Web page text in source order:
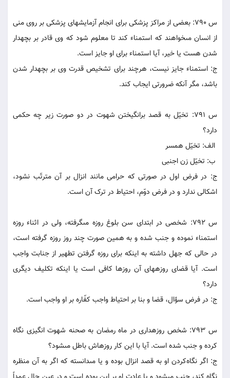
س 790: بعضى از مراکز پزشکى براى انجام آزمايشهاى پزشکى بر روى منى
از انسان مى‏خواهند که استمناء کند تا معلوم شود که وى قادر بر بچه‏دار
شدن هست يا خير، آيا استمناء براى او جايز است.
ج: استمناء جايز نيست، هرچند براى تشخيص قدرت وى بر بچه‏دار شدن
باشد، مگر آنکه ضرورتى ايجاب کند.
س 791: تخيّل به قصد برانگيختن شهوت در دو صورت زير چه حکمى
دارد؟
الف: تخيّل همسر
ب: تخيّل زن اجنبى‏
ج: در فرض اول در صورتى که حرامى مانند انزال بر آن مترتّب نشود،
اشکالى ندارد و در فرض دوّم، احتياط در ترک آن است.
س 792: شخصى در ابتداى سن بلوغ روزه مى‏گرفته، ولى در اثناء روزه
استمناء نموده و جنب شده و به همين صورت چند روز روزه گرفته است،
در حالى که جهل داشته به اينکه براى روزه گرفتن تطهير از جنابت واجب
است. آيا قضاى روزه‏هاى آن روزها کافى است يا اينکه تکليف ديگرى
دارد؟
ج: در فرض سؤال، قضا و بنا بر احتياط واجب کفّاره بر او واجب است.
س 793: شخص روزه‏دارى در ماه رمضان به صحنه شهوت انگيزى نگاه
کرده و جنب شده است. آيا با اين کار روزه‏اش باطل مى‏شود؟
ج: اگر نگاه‌کردن او به قصد انزال بوده و يا مى‏دانسته که اگر به آن منظره